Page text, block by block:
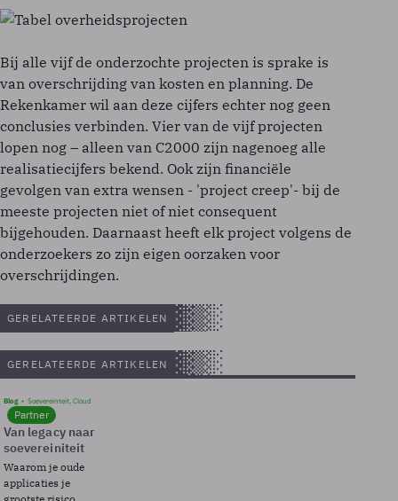
Bij alle vijf de onderzochte projecten is sprake is
van overschrijding van kosten en planning. De
Rekenkamer wil aan deze cijfers echter nog geen
conclusies verbinden. Vier van de vijf projecten
lopen nog – alleen van C2000 zijn nagenoeg alle
realisatiecijfers bekend. Ook zijn financiële
gevolgen van extra wensen - 'project creep'- bij de
meeste projecten niet of niet consequent
bijgehouden. Daarnaast heeft elk project volgens de
onderzoekers zo zijn eigen oorzaken voor
overschrijdingen.
GERELATEERDE ARTIKELEN
GERELATEERDE ARTIKELEN
Blog Soevereinteit, Cloud
Partner
Van legacy naar
soevereiniteit
Waarom je oude
applicaties je